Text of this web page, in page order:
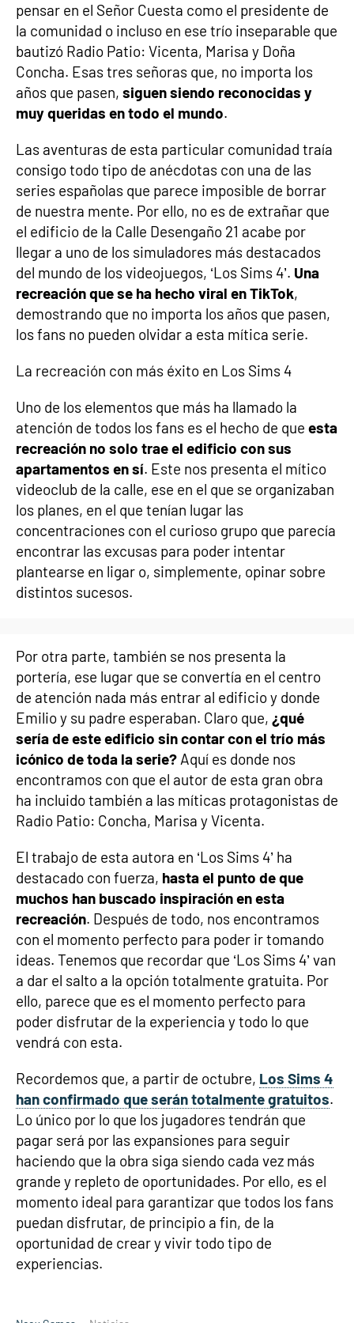
pensar en el Señor Cuesta como el presidente de
la comunidad o incluso en ese trío inseparable que
bautizó Radio Patio: Vicenta, Marisa y Doña
Concha. Esas tres señoras que, no importa los
años que pasen, siguen siendo reconocidas y
muy queridas en todo el mundo.
Las aventuras de esta particular comunidad traía
consigo todo tipo de anécdotas con una de las
series españolas que parece imposible de borrar
de nuestra mente. Por ello, no es de extrañar que
el edificio de la Calle Desengaño 21 acabe por
llegar a uno de los simuladores más destacados
del mundo de los videojuegos, ‘Los Sims 4’. Una
recreación que se ha hecho viral en TikTok,
demostrando que no importa los años que pasen,
los fans no pueden olvidar a esta mítica serie.
La recreación con más éxito en Los Sims 4
Uno de los elementos que más ha llamado la
atención de todos los fans es el hecho de que esta
recreación no solo trae el edificio con sus
apartamentos en sí. Este nos presenta el mítico
videoclub de la calle, ese en el que se organizaban
los planes, en el que tenían lugar las
concentraciones con el curioso grupo que parecía
encontrar las excusas para poder intentar
plantearse en ligar o, simplemente, opinar sobre
distintos sucesos.
Por otra parte, también se nos presenta la
portería, ese lugar que se convertía en el centro
de atención nada más entrar al edificio y donde
Emilio y su padre esperaban. Claro que, ¿qué
sería de este edificio sin contar con el trío más
icónico de toda la serie? Aquí es donde nos
encontramos con que el autor de esta gran obra
ha incluido también a las míticas protagonistas de
Radio Patio: Concha, Marisa y Vicenta.
El trabajo de esta autora en ‘Los Sims 4’ ha
destacado con fuerza, hasta el punto de que
muchos han buscado inspiración en esta
recreación. Después de todo, nos encontramos
con el momento perfecto para poder ir tomando
ideas. Tenemos que recordar que ‘Los Sims 4’ van
a dar el salto a la opción totalmente gratuita. Por
ello, parece que es el momento perfecto para
poder disfrutar de la experiencia y todo lo que
vendrá con esta.
Recordemos que, a partir de octubre, Los Sims 4
han confirmado que serán totalmente gratuitos.
Lo único por lo que los jugadores tendrán que
pagar será por las expansiones para seguir
haciendo que la obra siga siendo cada vez más
grande y repleto de oportunidades. Por ello, es el
momento ideal para garantizar que todos los fans
puedan disfrutar, de principio a fin, de la
oportunidad de crear y vivir todo tipo de
experiencias.